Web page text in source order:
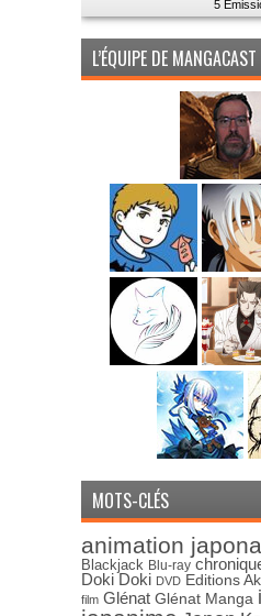
5
L’ÉQUIPE DE MANGACAST
MOTS-CLÉS
animation
Blackjack Blu-ray
Doki Doki DVD Editions
film Glénat Glénat Manga